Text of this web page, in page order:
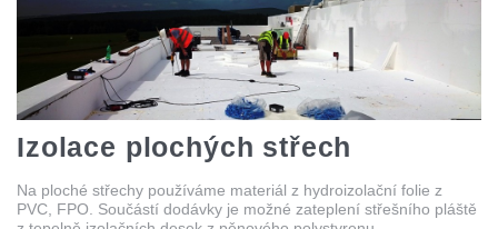
Izolace plochých střech
Na ploché střechy používáme materiál z hydroizolační folie z
PVC, FPO. Součástí dodávky je možné zateplení střešního pláště